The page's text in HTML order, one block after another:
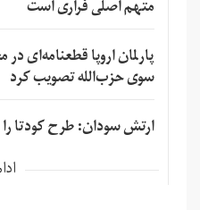
متهم اصلی فراری است
پارلمان اروپا قطعنامه‌ای
سوی حزب‌الله تصویب کرد
ارتش سودان: طرح کودتا